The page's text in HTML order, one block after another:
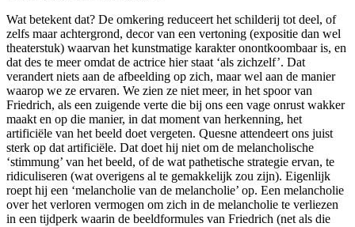
Wat betekent dat? De omkering reduceert het schilderij tot deel, of
zelfs maar achtergrond, decor van een vertoning (expositie dan wel
theaterstuk) waarvan het kunstmatige karakter onontkoombaar is, en
dat des te meer omdat de actrice hier staat ‘als zichzelf’. Dat
verandert niets aan de afbeelding op zich, maar wel aan de manier
waarop we ze ervaren. We zien ze niet meer, in het spoor van
Friedrich, als een zuigende verte die bij ons een vage onrust wakker
maakt en op die manier, in dat moment van herkenning, het
artificiële van het beeld doet vergeten. Quesne attendeert ons juist
sterk op dat artificiële. Dat doet hij niet om de melancholische
‘stimmung’ van het beeld, of de wat pathetische strategie ervan, te
ridiculiseren (wat overigens al te gemakkelijk zou zijn). Eigenlijk
roept hij een ‘melancholie van de melancholie’ op. Een melancholie
over het verloren vermogen om zich in de melancholie te verliezen
in een tijdperk waarin de beeldformules van Friedrich (net als die